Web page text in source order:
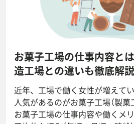
お菓子工場の仕事内容と
造工場との違いも徹底解説
近年、工場で働く女性が増えて
人気があるのがお菓子工場（製菓
お菓子工場の仕事内容や働くメ